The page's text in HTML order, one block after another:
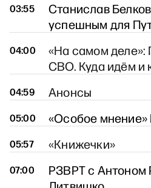
03:55
Станислав
успешным для
04:00
«На самом деле»:
СВО. Куда идём и
04:59 Анонсы
05:00 «Особое
05:57 «Книжечки»
07:00
РЗВРТ с